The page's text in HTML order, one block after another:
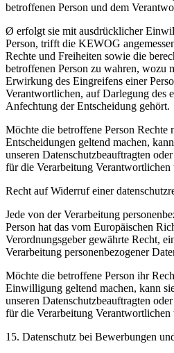
betroffenen Person und dem
Ø erfolgt sie mit ausdrücklicher
Person, trifft die KEWOG
Rechte und Freiheiten sowie die
betroffenen Person zu wahren, wozu
Erwirkung des Eingreifens einer
Verantwortlichen, auf Darlegung des
Anfechtung der Entscheidung gehört.
Möchte die betroffene Person Rechte
Entscheidungen geltend machen,
unseren Datenschutzbeauftragten
für die Verarbeitung Verantwortlichen
Recht auf Widerruf einer
Jede von der Verarbeitung
Person hat das vom Europäischen
Verordnungsgeber gewährte Recht,
Verarbeitung personenbezogener
Möchte die betroffene Person ihr
Einwilligung geltend machen, kann
unseren Datenschutzbeauftragten
für die Verarbeitung Verantwortlichen
15. Datenschutz bei Bewerbungen